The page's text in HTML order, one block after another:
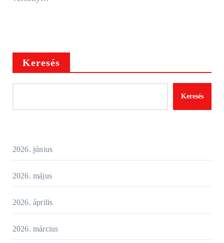
Keresés
Keresés
2026. június
2026. május
2026. április
2026. március